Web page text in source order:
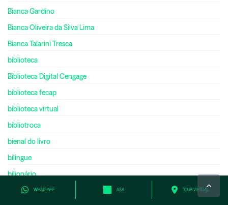
WHATSAPP ASA TOUR VIRTUAL
Bianca Gardino
Bianca Oliveira da Silva Lima
Bianca Talarini Tresca
biblioteca
Biblioteca Digital Cengage
biblioteca fecap
biblioteca virtual
bibliotroca
bienal do livro
bilíngue
bilionário
biologia